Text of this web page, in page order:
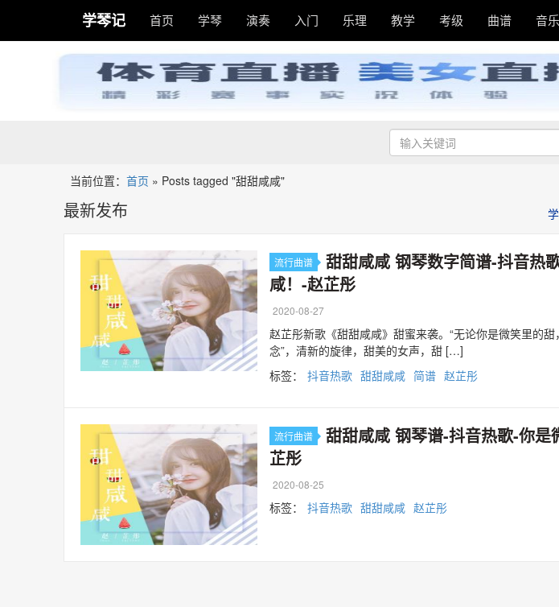
学琴记 首页 学琴 演奏 入门 乐理 教学 考级 曲谱 音
当前位置： 首页 » Posts tagged "甜甜咸咸"
最新发布
流行曲谱
甜甜咸咸 钢琴数字简谱-抖音热
咸！-赵芷彤
2020-08-27
赵芷彤新歌《甜甜咸咸》甜蜜来袭。“无论你是微笑里的
念”，清新的旋律，甜美的女声，甜 […]
标签：
抖音热歌 甜甜咸咸 简谱 赵芷彤
流行曲谱
甜甜咸咸 钢琴谱-抖音热歌-你
芷彤
2020-08-25
标签： 抖音热歌 甜甜咸咸 赵芷彤